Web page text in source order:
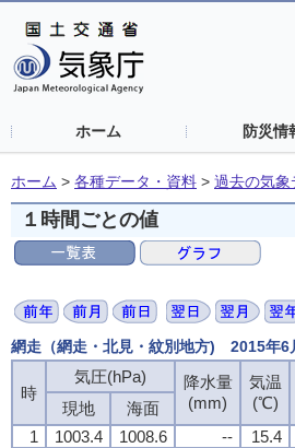
ホーム 防災情
ホーム > 各種データ・資料 > 過去の気象
１時間ごとの値
網走（網走・北見・紋別地方) 2015年
時
気圧(hPa)
降水量
(mm)
気温
(℃)
現地
海面
1
1003.4 1008.6 -- 15.4